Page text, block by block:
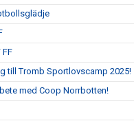
FF
till Tromb Sportlovscamp 2025!
med Coop Norrbotten!